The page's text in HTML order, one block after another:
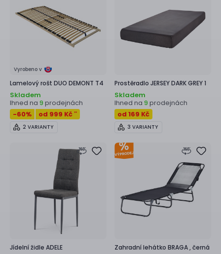
Vyrobeno v
Lamelový rošt DUO DEMONT T4
Skladem
Ihned na 9 prodejnách
-60% od 999 Kč **
2 VARIANTY
Prostěradlo JERSEY DARK GREY 1
Skladem
Ihned na 9 prodejnách
od 169 Kč
3 VARIANTY
Jídelní židle ADELE Zahradní lehátko BRAGA ,černá